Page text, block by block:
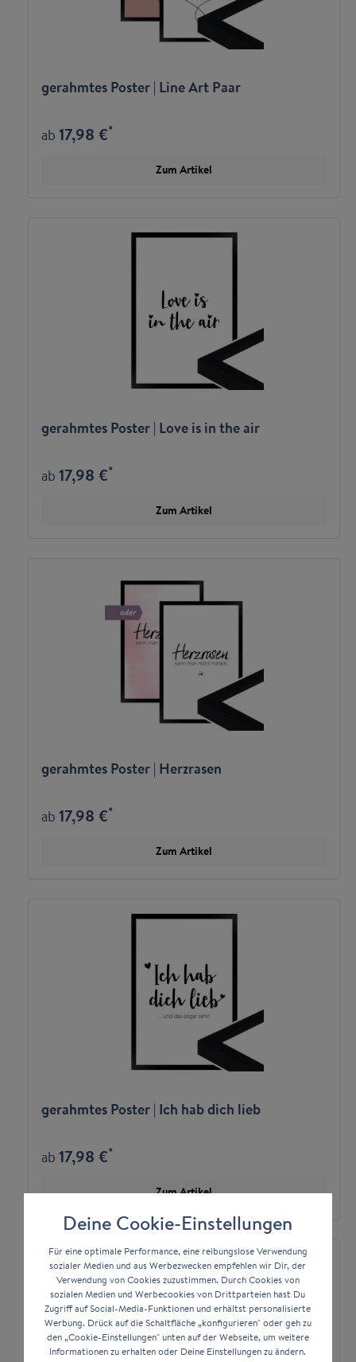
gerahmtes Poster | Line Art Paar
ab17,98 €*
Zum Artikel
gerahmtes Poster | Love is in the air
ab17,98 €*
Zum Artikel
gerahmtes Poster | Herzrasen
ab17,98 €*
Zum Artikel
gerahmtes Poster | Ich hab dich lieb
ab17,98 €*
Zum Artikel
Deine Cookie-Einstellungen
Für eine optimale Performance, eine reibungslose Verwendung
sozialer Medien und aus Werbezwecken empfehlen wir Dir, der
Verwendung von Cookies zuzustimmen. Durch Cookies von
sozialen Medien und Werbecookies von Drittparteien hast Du
Zugriff auf Social-Media-Funktionen und erhältst personalisierte
Werbung. Drück auf die Schaltfläche „konfigurieren" oder geh zu
den „Cookie-Einstellungen" unten auf der Webseite, um weitere
Informationen zu erhalten oder Deine Einstellungen zu ändern.